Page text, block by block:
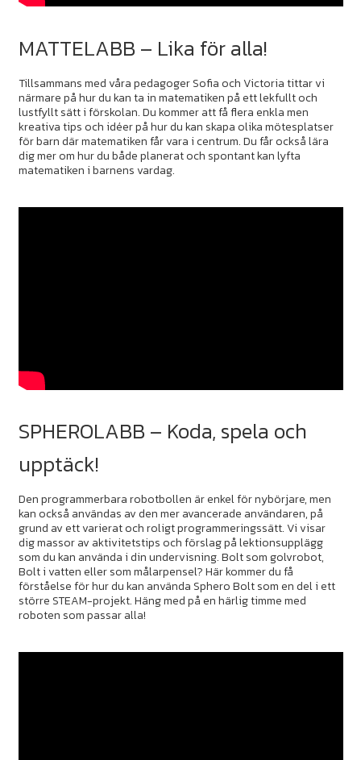
MATTELABB – Lika för alla!
Tillsammans med våra pedagoger Sofia och Victoria tittar vi
närmare på hur du kan ta in matematiken på ett lekfullt och
lustfyllt sätt i förskolan. Du kommer att få flera enkla men
kreativa tips och idéer på hur du kan skapa olika mötesplatser
för barn där matematiken får vara i centrum. Du får också lära
dig mer om hur du både planerat och spontant kan lyfta
matematiken i barnens vardag.
SPHEROLABB – Koda, spela och
upptäck!
Den programmerbara robotbollen är enkel för nybörjare, men
kan också användas av den mer avancerade användaren, på
grund av ett varierat och roligt programmeringssätt. Vi visar
dig massor av aktivitetstips och förslag på lektionsupplägg
som du kan använda i din undervisning. Bolt som golvrobot,
Bolt i vatten eller som målarpensel? Här kommer du få
förståelse för hur du kan använda Sphero Bolt som en del i ett
större STEAM-projekt. Häng med på en härlig timme med
roboten som passar alla!